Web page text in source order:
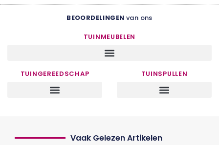
BEOORDELINGEN van ons
TUINMEUBELEN
TUINGEREEDSCHAP TUINSPULLEN
Vaak Gelezen Artikelen